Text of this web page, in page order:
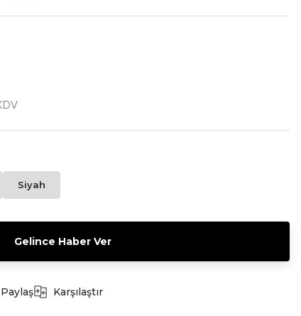
Siyah
Gelince Haber Ver
Paylaş Karşılaştır